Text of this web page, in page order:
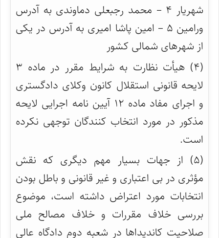
شهریار ۴ – محمد رجبعلی دماوندی به آدرس
ورامین ۵ – امین پاشا امیری به آدرس در یکی
از شهرهای شمالی کشور
(۴) هیأت نظارت به شرایط مقرر در ماده ۳
لایحه قانونی استقلال کانون وکلای دادگستری
و اجرای مفاد ماده ۱۲ آیین نامه اجرایی لایحه
مذکور در مورد انتخاب کنندگان توجهی نکرده
است.
(۵) از جهات بسیار مهم دیگری که نقش
مؤثری در بی اعتباری و غیر قانونی و باطل بودن
انتخابات مورد اعتراض داشته است، موضوع
بررسی خلاف مقررات و خلاف مصالح ملی
صلاحیت کاندیداها در شعبه دوم دادگاه عالی